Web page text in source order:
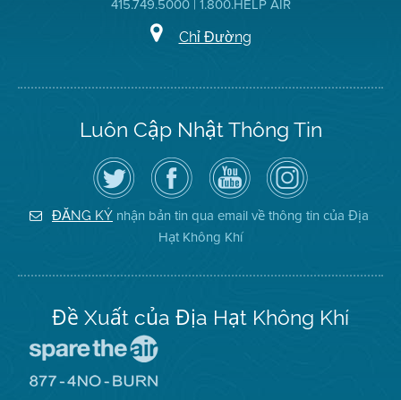
415.749.5000 | 1.800.HELP AIR
Chỉ Đường
Luôn Cập Nhật Thông Tin
Hãy
theo
dõi
Địa
Hạt
Không
Truy
cập
Trang
Facebook
của
Địa
Hạt
Kênh
YouTube
của
Địa
Hạt
Không
Khí
Air
District
on
Instagram
ĐĂNG KÝ nhận bản tin qua email về thông tin của Địa
Hạt Không Khí
Đề Xuất của Địa Hạt Không Khí